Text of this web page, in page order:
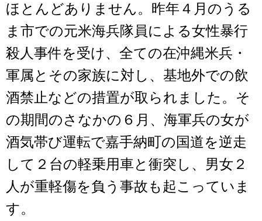
ほとんどありません。昨年４月のうる
ま市での元米海兵隊員による女性暴行
殺人事件を受け、全ての在沖縄米兵・
軍属とその家族に対し、基地外での飲
酒禁止などの措置が取られました。そ
の期間のさなかの６月、海軍兵の女が
酒気帯び運転で嘉手納町の国道を逆走
して２台の軽乗用車と衝突し、男女２
人が重軽傷を負う事故も起こっていま
す。